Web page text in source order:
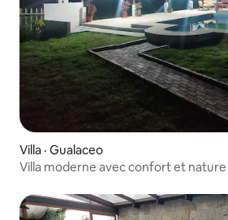
Villa · Gualaceo
Villa moderne avec confort et nature